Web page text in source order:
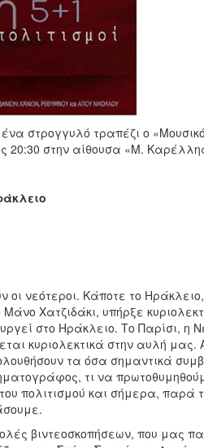
στρογγυλό τραπέζι ο
20:30 στην αίθουσα «Μ.
νεότεροι. Κάποτε το
Χατζιδάκι, υπήρξε
στο Ηράκλειο. Το Παρίσι, η
κυριολεκτικά στην αυλή μας.
τα όσα σημαντικά
τι να
πολιτισμού και σήμερα, παρά
βιντεοσκοπήσεων, που μας